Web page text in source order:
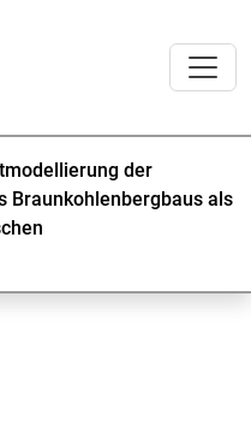
der
Braunkohlenbergbaus als